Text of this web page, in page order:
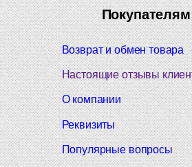
Возврат и обмен товара
Настоящие отзывы
О компании
Реквизиты
Популярные вопросы